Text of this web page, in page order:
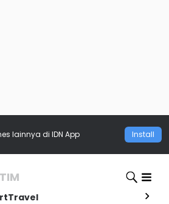
lainnya di IDN App Install
Travel